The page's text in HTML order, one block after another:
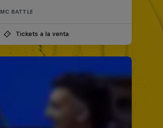
MC BATTLE
Tickets a la venta